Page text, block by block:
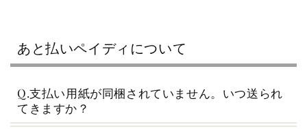
あと払いペイディについて
Q.支払い用紙が同梱されていません。いつ送られ
てきますか？